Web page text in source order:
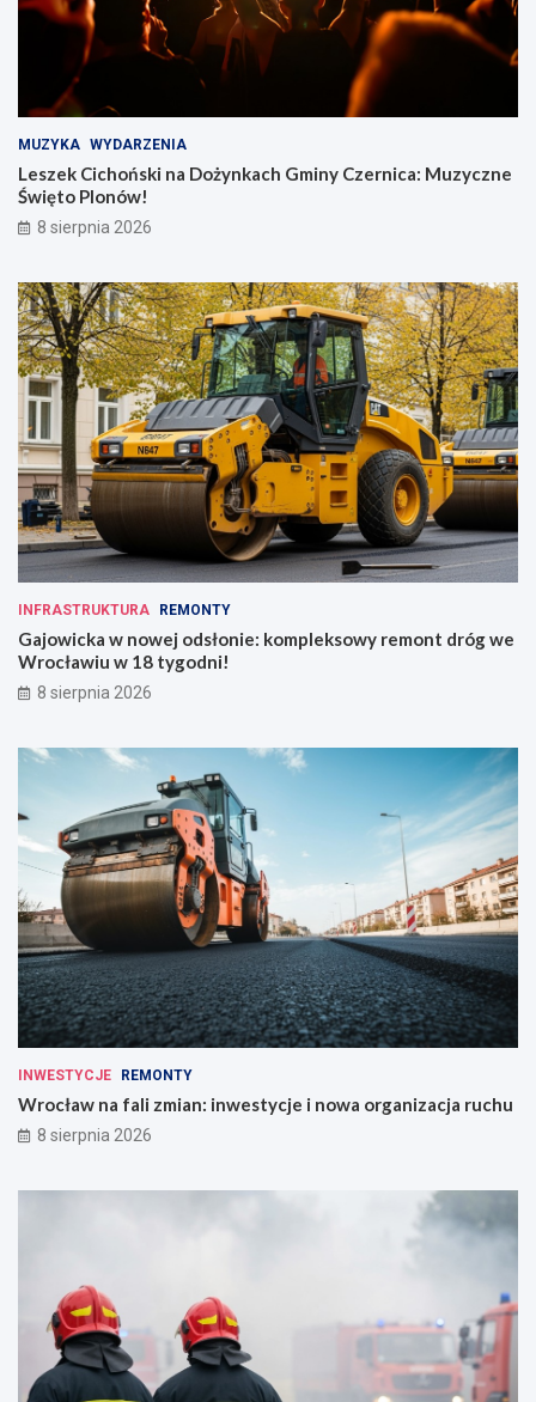
MUZYKA WYDARZENIA
Leszek Cichoński na Dożynkach Gminy Czernica: Muzyczne
Święto Plonów!
8 sierpnia 2026
INFRASTRUKTURA REMONTY
Gajowicka w nowej odsłonie: kompleksowy remont dróg we
Wrocławiu w 18 tygodni!
8 sierpnia 2026
INWESTYCJE REMONTY
Wrocław na fali zmian: inwestycje i nowa organizacja ruchu
8 sierpnia 2026